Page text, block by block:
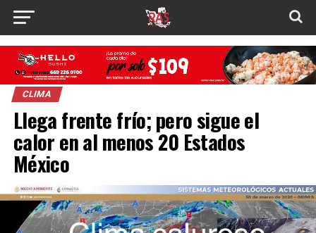
CLIMA
Llega frente frío; pero sigue el
calor en al menos 20 Estados
México